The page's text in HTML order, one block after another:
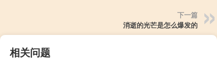
下一篇
消逝的光芒是怎么爆发的
相关问题